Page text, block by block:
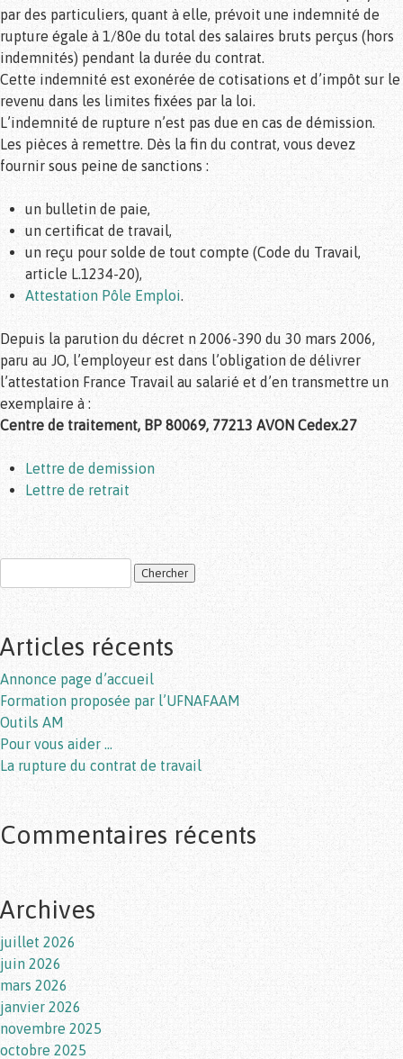
par des particuliers, quant à elle, prévoit une indemnité de
rupture égale à 1/80e du total des salaires bruts perçus (hors
indemnités) pendant la durée du contrat.
Cette indemnité est exonérée de cotisations et d’impôt sur le
revenu dans les limites fixées par la loi.
L’indemnité de rupture n’est pas due en cas de démission.
Les pièces à remettre. Dès la fin du contrat, vous devez
fournir sous peine de sanctions :
un bulletin de paie,
un certificat de travail,
un reçu pour solde de tout compte (Code du Travail,
article L.1234-20),
Attestation Pôle Emploi.
Depuis la parution du décret n 2006-390 du 30 mars 2006,
paru au JO, l’employeur est dans l’obligation de délivrer
l’attestation France Travail au salarié et d’en transmettre un
exemplaire à :
Centre de traitement, BP 80069, 77213 AVON Cedex.27
Lettre de demission
Lettre de retrait
Post navigation
Articles récents
Annonce page d’accueil
Formation proposée par l’UFNAFAAM
Outils AM
Pour vous aider …
La rupture du contrat de travail
Commentaires récents
Archives
juillet 2026
juin 2026
mars 2026
janvier 2026
novembre 2025
octobre 2025